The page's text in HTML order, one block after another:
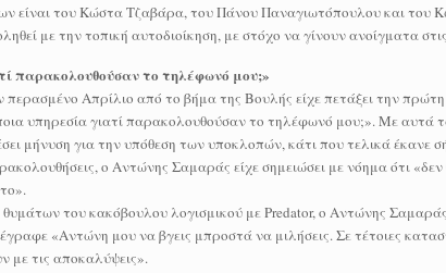
είναι του Κώστα Τζαβάρα, του Πάνου Παναγιωτόπουλου και
με την τοπική αυτοδιοίκηση, με στόχο να γίνουν ανοίγματα
παρακολουθούσαν το τηλέφωνό μου;»
Απρίλιο από το βήμα της Βουλής είχε πετάξει την
υπηρεσία γιατί παρακολουθούσαν το τηλέφωνό μου;». Με αυτά
μήνυση για την υπόθεση των υποκλοπών, κάτι που τελικά έκανε
ο Αντώνης Σαμαράς είχε σημειώσει με νόημα ότι
του κακόβουλου λογισμικού με Predator, ο Αντώνης
«Αντώνη μου να βγεις μπροστά να μιλήσεις. Σε τέτοιες
με τις αποκαλύψεις».